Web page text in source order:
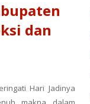
dan
Hari Jadinya